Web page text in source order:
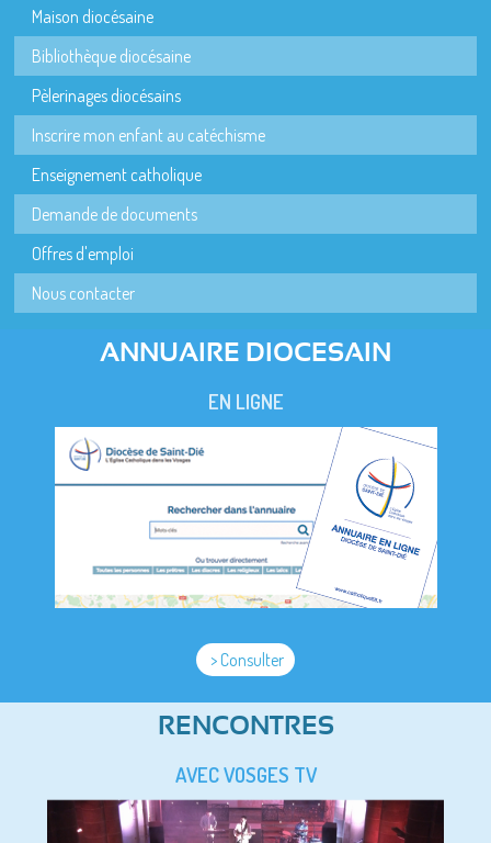
Maison diocésaine
Bibliothèque diocésaine
Pèlerinages diocésains
Inscrire mon enfant au catéchisme
Enseignement catholique
Demande de documents
Offres d'emploi
Nous contacter
ANNUAIRE DIOCESAIN
EN LIGNE
> Consulter
RENCONTRES
AVEC VOSGES TV